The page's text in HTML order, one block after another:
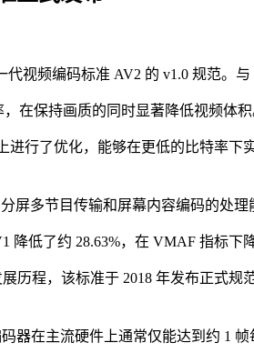
视频编码标准 AV2 的 v1.0 规范。
在保持画质的同时显著降低视频体积
行了优化，能够在更低的比特率
多节目传输和屏幕内容编码的处理
低了约 28.63%，在 VMAF 指标下
程，该标准于 2018 年发布正式规
器在主流硬件上通常仅能达到约 1